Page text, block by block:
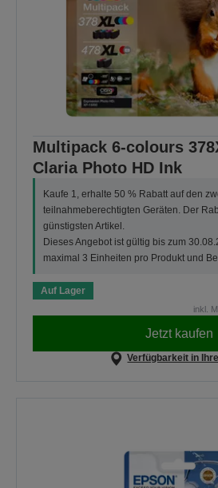
Multipack 6-colours
Claria Photo HD Ink
Kaufe 1, erhalte 50 % Rabatt auf den
teilnahmeberechtigten Geräten. Der
günstigsten Artikel.
Dieses Angebot ist gültig bis zum
maximal 3 Einheiten pro Produkt und
Auf Lager
inkl.
Jetzt kaufen
Verfügbarkeit in